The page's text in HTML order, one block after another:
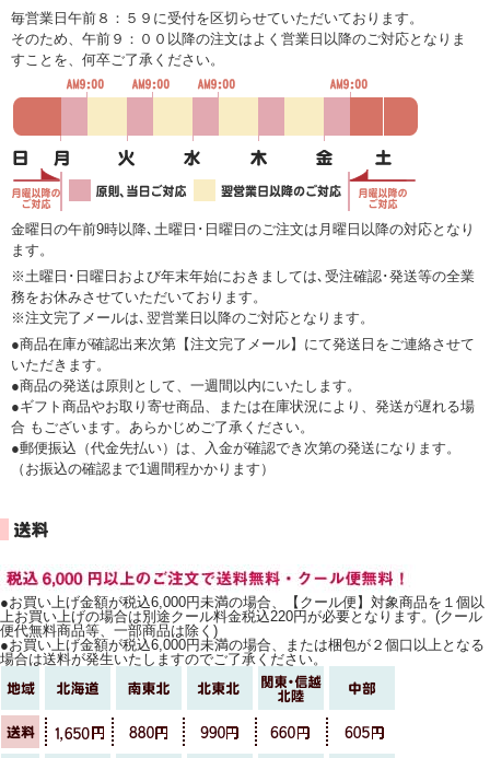
毎営業日午前８：５９に受付を区切らせていただいております。
そのため、午前９：００以降の注文はよく営業日以降のご対応となりま
すことを、何卒ご了承ください。
金曜日の午前9時以降､土曜日･日曜日のご注文は月曜日以降の対応となり
ます。
※土曜日･日曜日および年末年始におきましては､受注確認･発送等の全業
務をお休みさせていただいております。
※注文完了メールは､翌営業日以降のご対応となります。
●商品在庫が確認出来次第【注文完了メール】にて発送日をご連絡させて
いただきます。
●商品の発送は原則として、一週間以内にいたします。
●ギフト商品やお取り寄せ商品、または在庫状況により、発送が遅れる場
合 もございます。あらかじめご了承ください。
●郵便振込（代金先払い）は、入金が確認でき次第の発送になります。
（お振込の確認まで1週間程かかります）
●お買い上げ金額が税込6,000円未満の場合、【クール便】対象商品を１個以
上お買い上げの場合は別途クール料金税込220円が必要となります。(クール
便代無料商品等、一部商品は除く)
●お買い上げ金額が税込6,000円未満の場合、または梱包が２個口以上となる
場合は送料が発生いたしますのでご了承ください。